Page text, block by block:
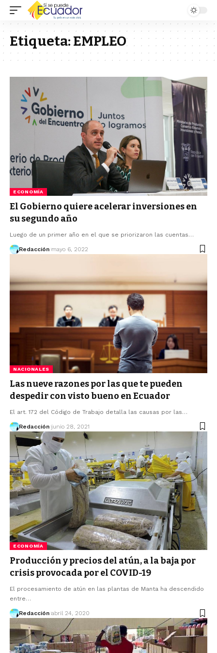
Etiqueta: EMPLEO
ECONOMÍA
El Gobierno quiere acelerar inversiones en
su segundo año
Luego de un primer año en el que se priorizaron las cuentas…
Redacción mayo 6, 2022
NACIONALES
Las nueve razones por las que te pueden
despedir con visto bueno en Ecuador
El art. 172 del Código de Trabajo detalla las causas por las…
Redacción junio 28, 2021
ECONOMÍA
Producción y precios del atún, a la baja por
crisis provocada por el COVID-19
El procesamiento de atún en las plantas de Manta ha descendido
entre…
Redacción abril 24, 2020